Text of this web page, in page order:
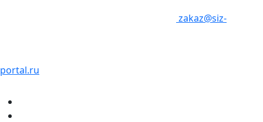
zakaz@siz-
portal.ru